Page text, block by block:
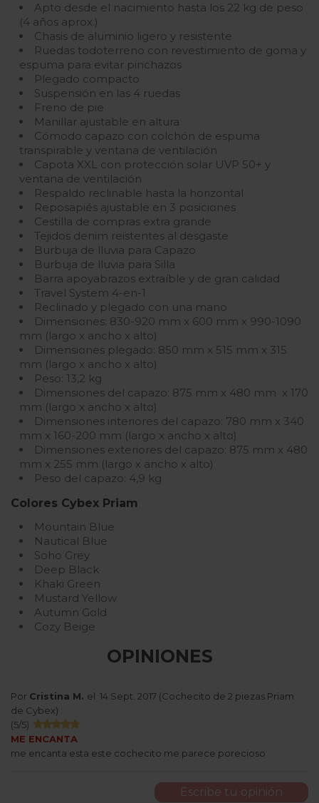
Apto desde el nacimiento hasta los 22 kg de peso
(4 años aprox.)
Chasis de aluminio ligero y resistente
Ruedas todoterreno con revestimiento de goma y
espuma para evitar pinchazos
Plegado compacto
Suspensión en las 4 ruedas
Freno de pie
Manillar ajustable en altura
Cómodo capazo con colchón de espuma
transpirable y ventana de ventilación
Capota XXL con protección solar UVP 50+ y
ventana de ventilación
Respaldo reclinable hasta la horizontal
Reposapiés ajustable en 3 posiciones
Cestilla de compras extra grande
Tejidos denim reistentes al desgaste
Burbuja de lluvia para Capazo
Burbuja de lluvia para Silla
Barra apoyabrazos extraíble y de gran calidad
Travel System 4-en-1
Reclinado y plegado con una mano
Dimensiones: 830-920 mm x 600 mm x 990-1090
mm (largo x ancho x alto)
Dimensiones plegado: 850 mm x 515 mm x 315
mm (largo x ancho x alto)
Peso: 13,2 kg
Dimensiones del capazo: 875 mm x 480 mm x 170
mm (largo x ancho x alto)
Dimensiones interiores del capazo: 780 mm x 340
mm x 160-200 mm (largo x ancho x alto)
Dimensiones exteriores del capazo: 875 mm x 480
mm x 255 mm (largo x ancho x alto)
Peso del capazo: 4,9 kg
Colores Cybex Priam
Mountain Blue
Nautical Blue
Soho Grey
Deep Black
Khaki Green
Mustard Yellow
Autumn Gold
Cozy Beige
OPINIONES
Por Cristina M. el 14 Sept. 2017 (Cochecito de 2 piezas Priam
de Cybex) :
(5/5)
ME ENCANTA
me encanta esta este cochecito me parece porecioso
Escribe tu opinión